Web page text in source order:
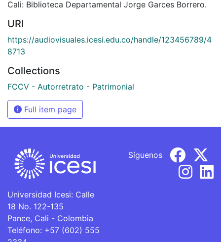
Cali: Biblioteca Departamental Jorge Garces Borrero.
URI
https://audiovisuales.icesi.edu.co/handle/123456789/4
8713
Collections
FCCV - Autorretrato - Patrimonial
Full item page
Universidad Icesi: Calle
18 No. 122-135
Pance, Cali - Colombia
Teléfono: +57 (602) 555
Síguenos